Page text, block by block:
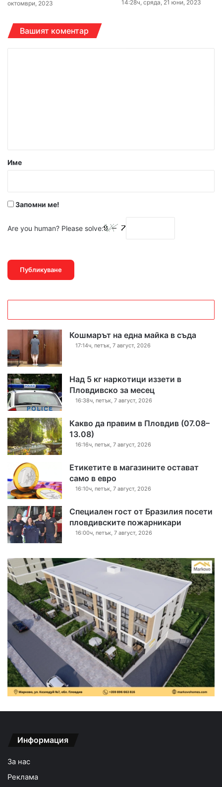
октомври, 2023 14:28ч, сряда, 21 юни, 2023
Вашият коментар
р
Име
Запомни ме!
Are you human? Please solve:
Кошмарът на една майка в съда
17:14ч, петък, 7 август, 2026
Над 5 кг наркотици иззети в
Пловдивско за месец
16:38ч, петък, 7 август, 2026
Какво да правим в Пловдив (07.08–
13.08)
16:16ч, петък, 7 август, 2026
Етикетите в магазините остават
само в евро
16:10ч, петък, 7 август, 2026
Специален гост от Бразилия посети
пловдивските пожарникари
16:00ч, петък, 7 август, 2026
Информация
За нас
Реклама